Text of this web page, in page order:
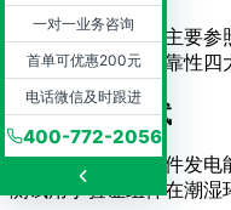
光伏组件检测依据主要参
境适应性及安全可靠性
1. 电气性能测试
电气性能是评估组件发
测试用于验证组件在潮
一对一业务咨询
首单可优惠200元
电话微信及时跟进
400-772-2056